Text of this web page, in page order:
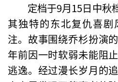
定档于9月15日中秋
其独特的东北复仇喜
注。故事围绕乔杉扮演
年前因一时软弱未能阻
逃逸。经过漫长岁月的